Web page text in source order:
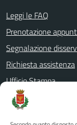
Leggi le FAQ
Prenotazione
Segnalazione
Richiesta assistenza
Ufficio Stampa
Amministrazione
Albo pretorio